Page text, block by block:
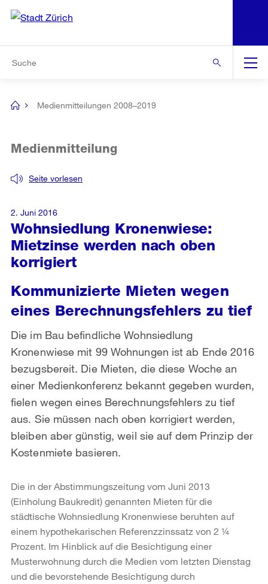
Navigation
[no
Medienmitteilungen 2008–2019
Wohnsiedlung Kronenwiese:
Mietzinse werden nach oben
korrigiert
Seite vorlesen
Medienmitteilung
Kommunizierte Mieten wegen
eines Berechnungsfehlers zu tief
Die im Bau befindliche Wohnsiedlung
Kronenwiese mit 99 Wohnungen ist ab Ende 2016
bezugsbereit. Die Mieten, die diese Woche an
einer Medienkonferenz bekannt gegeben wurden,
fielen wegen eines Berechnungsfehlers zu tief
aus. Sie müssen nach oben korrigiert werden,
bleiben aber günstig, weil sie auf dem Prinzip der
Kostenmiete basieren.
2. Juni 2016
Die in der Abstimmungszeitung vom Juni 2013
(Einholung Baukredit) genannten Mieten für die
städtische Wohnsiedlung Kronenwiese beruhten auf
einem hypothekarischen Referenzzinssatz von 2 ¼
Prozent. Im Hinblick auf die Besichtigung einer
Musterwohnung durch die Medien vom letzten Dienstag
und die bevorstehende Besichtigung durch